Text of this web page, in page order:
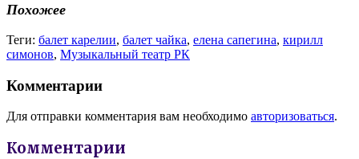
Похожее
Теги: балет карелии, балет чайка, елена сапегина, кирилл
симонов, Музыкальный театр РК
Комментарии
Для отправки комментария вам необходимо авторизоваться.
Комментарии